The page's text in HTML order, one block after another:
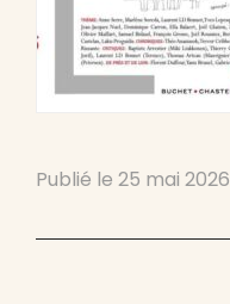
Publié le 25 mai 2026